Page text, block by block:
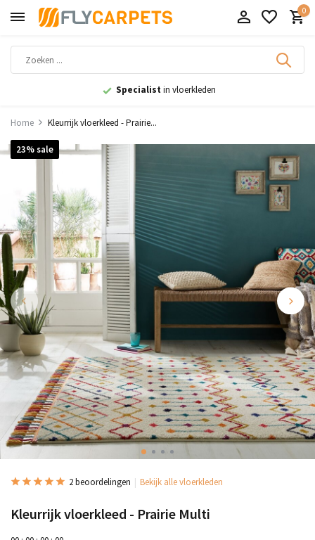
0
Specialistin vloerkleden
Home Kleurrijk vloerkleed - Prairie...
23% sale
2 beoordelingen Bekijk alle vloerkleden
Kleurrijk vloerkleed - Prairie Multi